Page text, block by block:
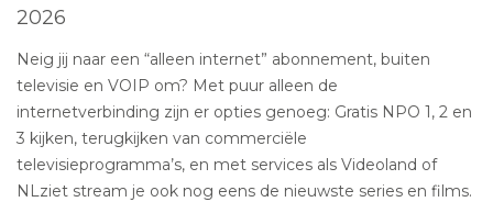
2026
Neig jij naar een “alleen internet” abonnement, buiten
televisie en VOIP om? Met puur alleen de
internetverbinding zijn er opties genoeg: Gratis NPO 1, 2 en
3 kijken, terugkijken van commerciële
televisieprogramma’s, en met services als Videoland of
NLziet stream je ook nog eens de nieuwste series en films.